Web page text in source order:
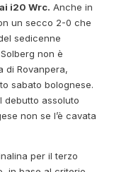
i20 Wrc. Anche in
un secco 2-0 che
sedicenne
non è
di Rovanpera,
sabato bolognese.
debutto assoluto
non se l’è cavata
per il terzo